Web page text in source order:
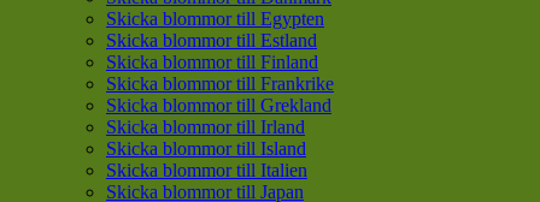
Skicka blommor till Egypten
Skicka blommor till Estland
Skicka blommor till Finland
Skicka blommor till Frankrike
Skicka blommor till Grekland
Skicka blommor till Irland
Skicka blommor till Island
Skicka blommor till Italien
Skicka blommor till Japan